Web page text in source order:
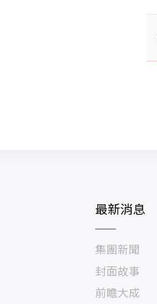
最新消息
集團新聞
封面故事
前瞻大成